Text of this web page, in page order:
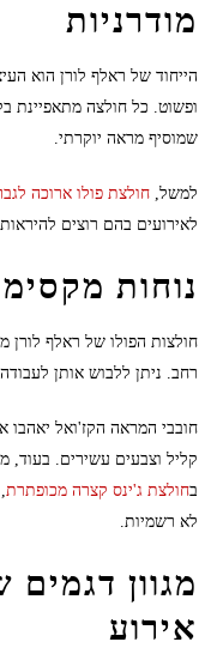
מודרניות
הייחוד של ראלף לורן הוא
ופשוט. כל חולצה מתאפיינת
שמוסיף מראה יוקרתי.
למשל, חולצת פולו ארוכה
לאירועים בהם רוצים
נוחות
חולצות הפולו של ראלף לורן
רחב. ניתן ללבוש אותן
חובבי המראה הקז'ואל יאהבו
קליל וצבעים עשירים. בעוד,
בחולצת ג'ינס קצרה מכופתרת
לא רשמיות.
מגוון
אירוע